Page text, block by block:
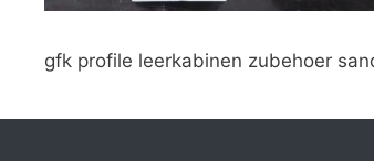
gfk profile leerkabinen zubehoer